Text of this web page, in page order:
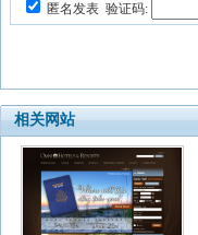
匿名发表 验证码:
相关网站